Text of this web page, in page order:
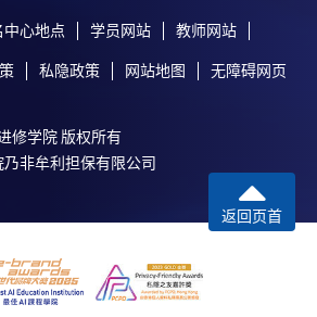
心地点 学员网站 教师网站
私隐政策 网站地图 无障碍网页
修学院 版权所有
非牟利担保有限公司
返回页首